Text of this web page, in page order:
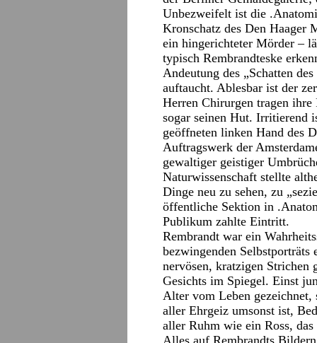
Unbezweifelt ist die
Kronschatz des Den Haager
ein hingerichteter Mörder –
typisch Rembrandteske
Andeutung des „Schatten
auftaucht. Ablesbar ist der
Herren Chirurgen tragen ihre
sogar seinen Hut. Irritierend
geöffneten linken Hand des
Auftragswerk der
gewaltiger geistiger
Naturwissenschaft stellte
Dinge neu zu sehen, zu
öffentliche Sektion in
Publikum zahlte Eintritt.
Rembrandt war ein
bezwingenden
nervösen, kratzigen Strichen
Gesichts im Spiegel. Einst
Alter vom Leben gezeichnet,
aller Ehrgeiz umsonst ist,
aller Ruhm wie ein Ross,
Alles auf Rembrandts